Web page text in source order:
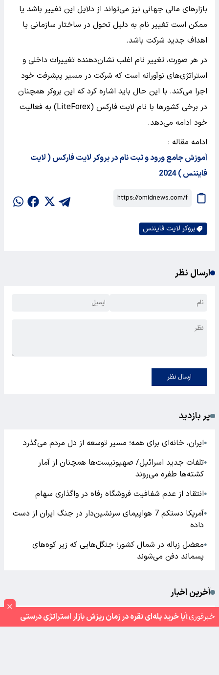
بازارهای مالی جهانی نیز می‌تواند از دلایل این تغییر باشد یا
ممکن است تغییر نام به دلیل تحول در ساختار سازمانی یا
اهداف جدید شرکت باشد.
در هر صورت، تغییر نام اغلب نشان‌دهنده تغییرات داخلی و
استراتژی‌های نوآورانه است که شرکت در مسیر پیشرفت خود
اجرا می‌کند. با این حال باید اشاره کرد که این بروکر همچنان
در برخی کشورها با نام لایت فارکس (LiteForex) به فعالیت
خود ادامه می‌دهد.
ادامه مقاله :
آموزش جامع ورود و ثبت نام در بروکر لایت فارکس ( لایت
فایننس ) 2024
بروکر لایت فایننس
ارسال نظر
ارسال نظر
پر بازدید
●ایران، خانه‌ای برای همه؛ مسیر توسعه از دل مردم می‌گذرد
●تلفات جدید اسرائیل/ صهیونیست‌ها همچنان از آمار
کشته‌ها طفره می‌روند
●انتقاد از عدم شفافیت فروشگاه رفاه در واگذاری سهام
●
آمریکا دستکم 7 هواپیمای سرنشین‌دار در جنگ ایران از دست
داده
●معضل زباله در شمال کشور؛ جنگل‌هایی که زیر کوه‌های
پسماند دفن می‌شوند
آخرین اخبار
●آیا خرید پله‌ای نقره در زمان ریزش بازار استراتژی درستی
خبر‌فوری:آیا خرید پله‌ای نقره در زمان ریزش بازار استراتژی درستی
است؟